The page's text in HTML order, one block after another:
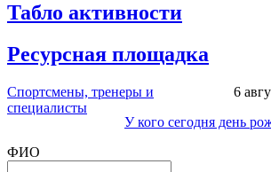
Табло активности
Ресурсная площадка
6
У кого сегодня день
Спортсмены, тренеры и
специалисты
ФИО